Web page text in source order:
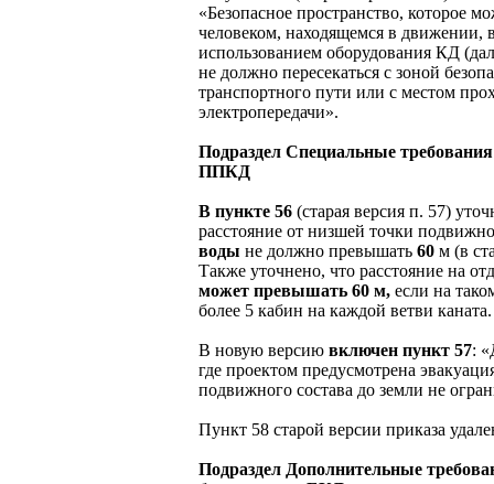
«Безопасное пространство, которое
человеком, находящемся в движении,
использованием оборудования КД
не должно пересекаться с зоной
транспортного пути или с местом
электропередачи».
Подраздел Специальные требования
ППКД
В пункте 56 (старая версия п. 57)
расстояние от низшей точки
воды не должно превышать 60 м (в
Также уточнено, что расстояние на
может превышать 60 м, если на
более 5 кабин на каждой ветви каната.
В новую версию включен пункт 57:
где проектом предусмотрена
подвижного состава до земли не
Пункт 58 старой версии приказа
Подраздел Дополнительные